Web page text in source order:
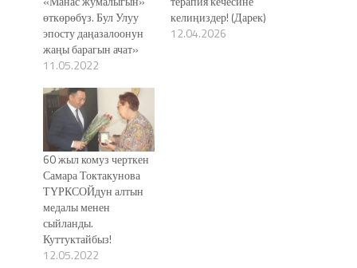
өткөрөбүз. Бул Улуу
эпосту даңазалоонун
жаңы барагын ачат»
11.05.2022
келиңиздер! (Дарек)
12.04.2026
60 жыл комуз черткен
Самара Токтакунова
ТҮРКСОЙдун алтын
медалы менен
сыйланды.
Куттуктайбыз!
12.05.2022